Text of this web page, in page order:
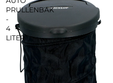
PRULLENBAK
-
4
LITER